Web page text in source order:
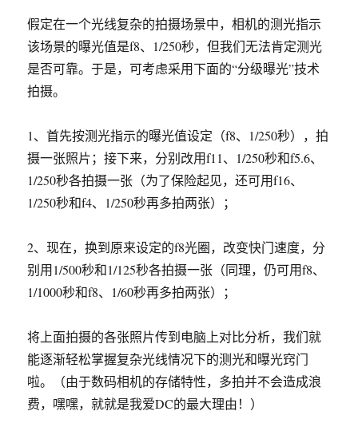
假定在一个光线复杂的拍摄场景中，相机的测光指示
该场景的曝光值是f8、1/250秒，但我们无法肯定测光
是否可靠。于是，可考虑采用下面的“分级曝光”技术
拍摄。
1、首先按测光指示的曝光值设定（f8、1/250秒），拍
摄一张照片；接下来，分别改用f11、1/250秒和f5.6、
1/250秒各拍摄一张（为了保险起见，还可用f16、
1/250秒和f4、1/250秒再多拍两张）；
2、现在，换到原来设定的f8光圈，改变快门速度，分
别用1/500秒和1/125秒各拍摄一张（同理，仍可用f8、
1/1000秒和f8、1/60秒再多拍两张）；
将上面拍摄的各张照片传到电脑上对比分析，我们就
能逐渐轻松掌握复杂光线情况下的测光和曝光窍门
啦。（由于数码相机的存储特性，多拍并不会造成浪
费，嘿嘿，就就是我爱DC的最大理由！）